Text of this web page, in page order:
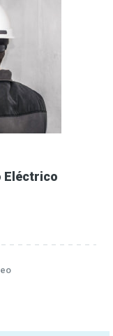
Eléctrico